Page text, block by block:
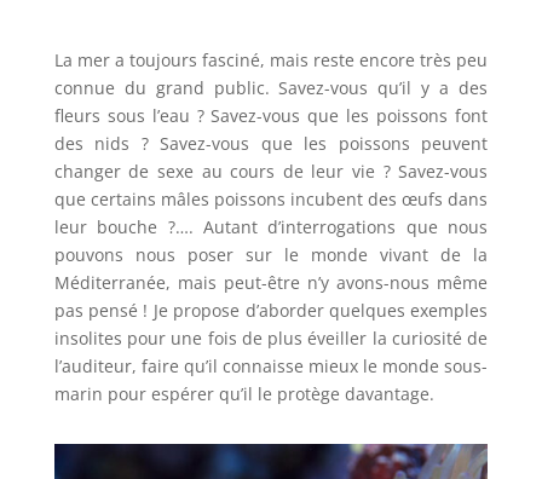
​La mer a toujours fasciné, mais reste encore très peu
connue du grand public. Savez-vous qu’il y a des
fleurs sous l’eau ? Savez-vous que les poissons font
des nids ? Savez-vous que les poissons peuvent
changer de sexe au cours de leur vie ? Savez-vous
que certains mâles poissons incubent des œufs dans
leur bouche ?…. Autant d’interrogations que nous
pouvons nous poser sur le monde vivant de la
Méditerranée, mais peut-être n’y avons-nous même
pas pensé ! Je propose d’aborder quelques exemples
insolites pour une fois de plus éveiller la curiosité de
l’auditeur, faire qu’il connaisse mieux le monde sous-
marin pour espérer qu’il le protège davantage.